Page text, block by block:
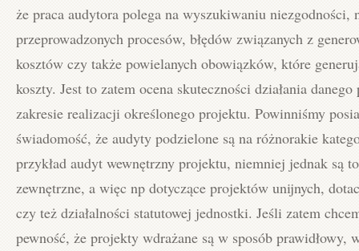
że praca audytora polega na wyszukiwaniu niezgodności,
przeprowadzonych procesów, błędów związanych z
kosztów czy także powielanych obowiązków, które
koszty. Jest to zatem ocena skuteczności działania
zakresie realizacji określonego projektu. Powinniśmy
świadomość, że audyty podzielone są na różnorakie
przykład audyt wewnętrzny projektu, niemniej jednak są
zewnętrzne, a więc np dotyczące projektów unijnych,
czy też działalności statutowej jednostki. Jeśli zatem
pewność, że projekty wdrażane są w sposób prawidłowy,